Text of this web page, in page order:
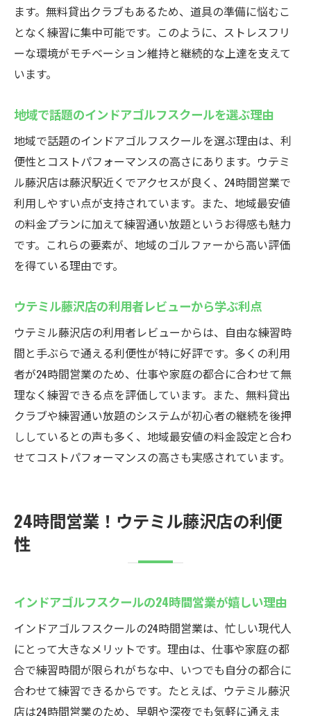
ます。無料貸出クラブもあるため、道具の準備に悩むこ
となく練習に集中可能です。このように、ストレスフリ
ーな環境がモチベーション維持と継続的な上達を支えて
います。
地域で話題のインドアゴルフスクールを選ぶ理由
地域で話題のインドアゴルフスクールを選ぶ理由は、利
便性とコストパフォーマンスの高さにあります。ウテミ
ル藤沢店は藤沢駅近くでアクセスが良く、24時間営業で
利用しやすい点が支持されています。また、地域最安値
の料金プランに加えて練習通い放題というお得感も魅力
です。これらの要素が、地域のゴルファーから高い評価
を得ている理由です。
ウテミル藤沢店の利用者レビューから学ぶ利点
ウテミル藤沢店の利用者レビューからは、自由な練習時
間と手ぶらで通える利便性が特に好評です。多くの利用
者が24時間営業のため、仕事や家庭の都合に合わせて無
理なく練習できる点を評価しています。また、無料貸出
クラブや練習通い放題のシステムが初心者の継続を後押
ししているとの声も多く、地域最安値の料金設定と合わ
せてコストパフォーマンスの高さも実感されています。
24時間営業！ウテミル藤沢店の利便
性
インドアゴルフスクールの24時間営業が嬉しい理由
インドアゴルフスクールの24時間営業は、忙しい現代人
にとって大きなメリットです。理由は、仕事や家庭の都
合で練習時間が限られがちな中、いつでも自分の都合に
合わせて練習できるからです。たとえば、ウテミル藤沢
店は24時間営業のため、早朝や深夜でも気軽に通えま